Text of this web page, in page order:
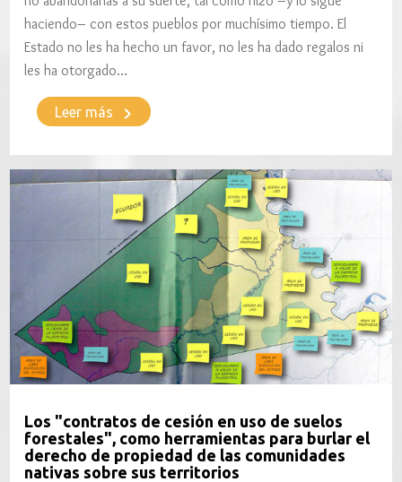
haciendo– con estos pueblos por muchísimo tiempo. El
Estado no les ha hecho un favor, no les ha dado regalos ni
les ha otorgado…
Leer más keyboard_arrow_right
Los "contratos de cesión en uso de suelos
forestales", como herramientas para burlar el
derecho de propiedad de las comunidades
nativas sobre sus territorios